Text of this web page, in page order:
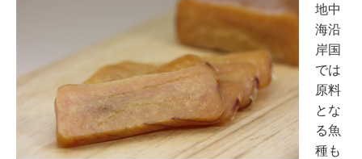
地中
海沿
岸国
では
原料
とな
る魚
種も